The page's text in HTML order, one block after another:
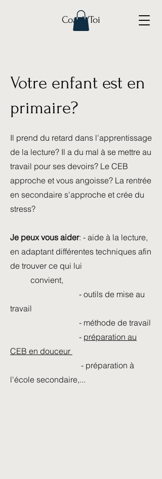
Coach'Toi
Votre enfant est en
primaire?
Il prend du retard dans l'apprentissage
de la lecture? Il a du mal à se mettre au
travail pour ses devoirs? Le CEB
approche et vous angoisse? La rentrée
en secondaire s'approche et crée du
stress?
Je peux vous aider: - aide à la lecture,
en adaptant différentes techniques afin
de trouver ce qui lui
convient,
- outils de mise au
travail
- méthode de travail
- préparation au
CEB en douceur
- préparation à
l'école secondaire,...